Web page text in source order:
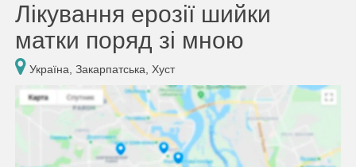
Лікування ерозії шийки
матки поряд зі мною
Україна, Закарпатська, Хуст